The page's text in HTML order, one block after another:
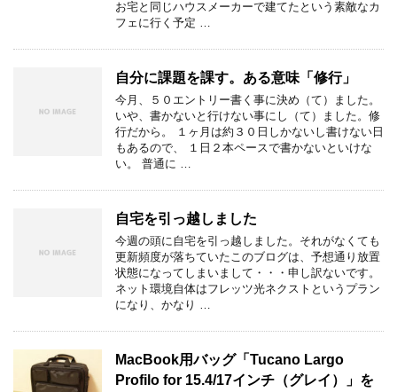
お宅と同じハウスメーカーで建てたという素敵なカ
フェに行く予定 …
自分に課題を課す。ある意味「修行」
今月、５０エントリー書く事に決め（て）ました。
いや、書かないと行けない事にし（て）ました。修
行だから。 １ヶ月は約３０日しかないし書けない日
もあるので、 １日２本ペースで書かないといけな
い。 普通に …
自宅を引っ越しました
今週の頭に自宅を引っ越しました。それがなくても
更新頻度が落ちていたこのブログは、予想通り放置
状態になってしまいまして・・・申し訳ないです。
ネット環境自体はフレッツ光ネクストというプラン
になり、かなり …
MacBook用バッグ「Tucano Largo
Profilo for 15.4/17インチ（グレイ）」を